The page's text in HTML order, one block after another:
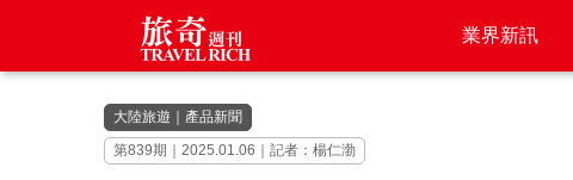
業界新訊
大陸旅遊
產品新聞
第839期｜2025.01.06｜記者：楊仁渤